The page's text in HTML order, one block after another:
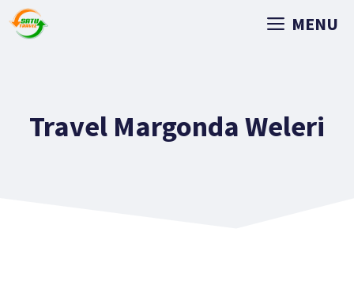
MENU
Travel Margonda Weleri